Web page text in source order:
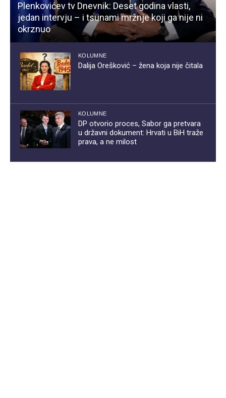
Plenkovićev tv Dnevnik: Deset godina vlasti,
jedan intervju – i tsunami mržnje koji ga nije ni
okrznuo
KOLUMNE
Dalija Orešković – žena koja nije čitala
KOLUMNE
DP otvorio proces, Sabor ga pretvara
u državni dokument: Hrvati u BiH traže
prava, a ne milost